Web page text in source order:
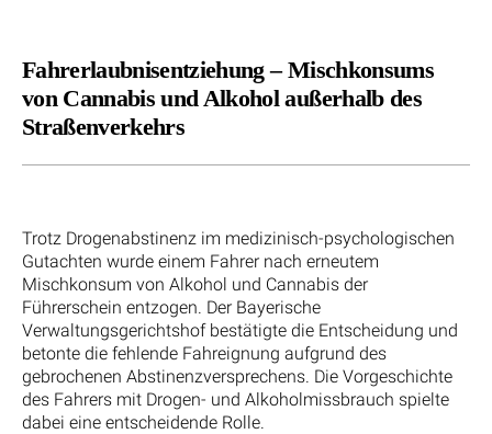
Fahrerlaubnisentziehung – Mischkonsums
von Cannabis und Alkohol außerhalb des
Straßenverkehrs
Trotz Drogenabstinenz im medizinisch-psychologischen
Gutachten wurde einem Fahrer nach erneutem
Mischkonsum von Alkohol und Cannabis der
Führerschein entzogen. Der Bayerische
Verwaltungsgerichtshof bestätigte die Entscheidung und
betonte die fehlende Fahreignung aufgrund des
gebrochenen Abstinenzversprechens. Die Vorgeschichte
des Fahrers mit Drogen- und Alkoholmissbrauch spielte
dabei eine entscheidende Rolle.